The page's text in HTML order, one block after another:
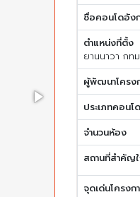
ชื่อคอนโดอัง
ตำแหน่งที่ตั้ง
ยานนาวา กท
ผู้พัฒนาโครง
ประเภทคอนโด
จำนวนห้อง
สถานที่สำคัญ
จุดเด่นโครงก